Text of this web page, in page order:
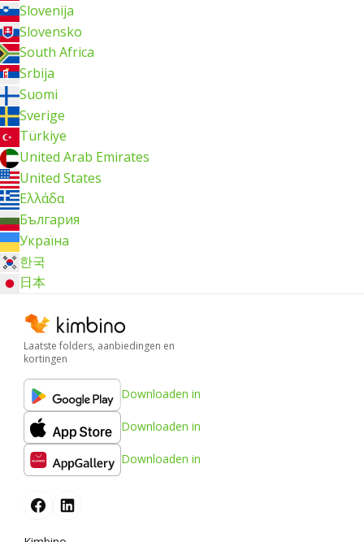
Slovenija
Slovensko
South Africa
Srbija
Suomi
Sverige
Türkiye
United Arab Emirates
United States
Ελλάδα
България
Україна
한국
日本
Laatste folders, aanbiedingen en
kortingen
Downloaden in
Downloaden in
Downloaden in